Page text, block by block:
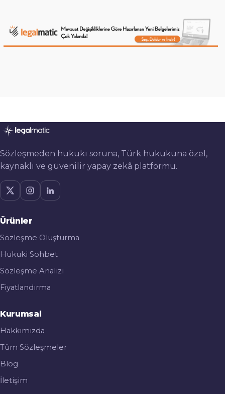
Sözleşmeden hukuki soruna, Türk hukukuna özel,
kaynaklı ve güvenilir yapay zekâ platformu.
Ürünler
Sözleşme Oluşturma
Hukuki Sohbet
Sözleşme Analizi
Fiyatlandırma
Kurumsal
Hakkımızda
Tüm Sözleşmeler
Blog
İletişim